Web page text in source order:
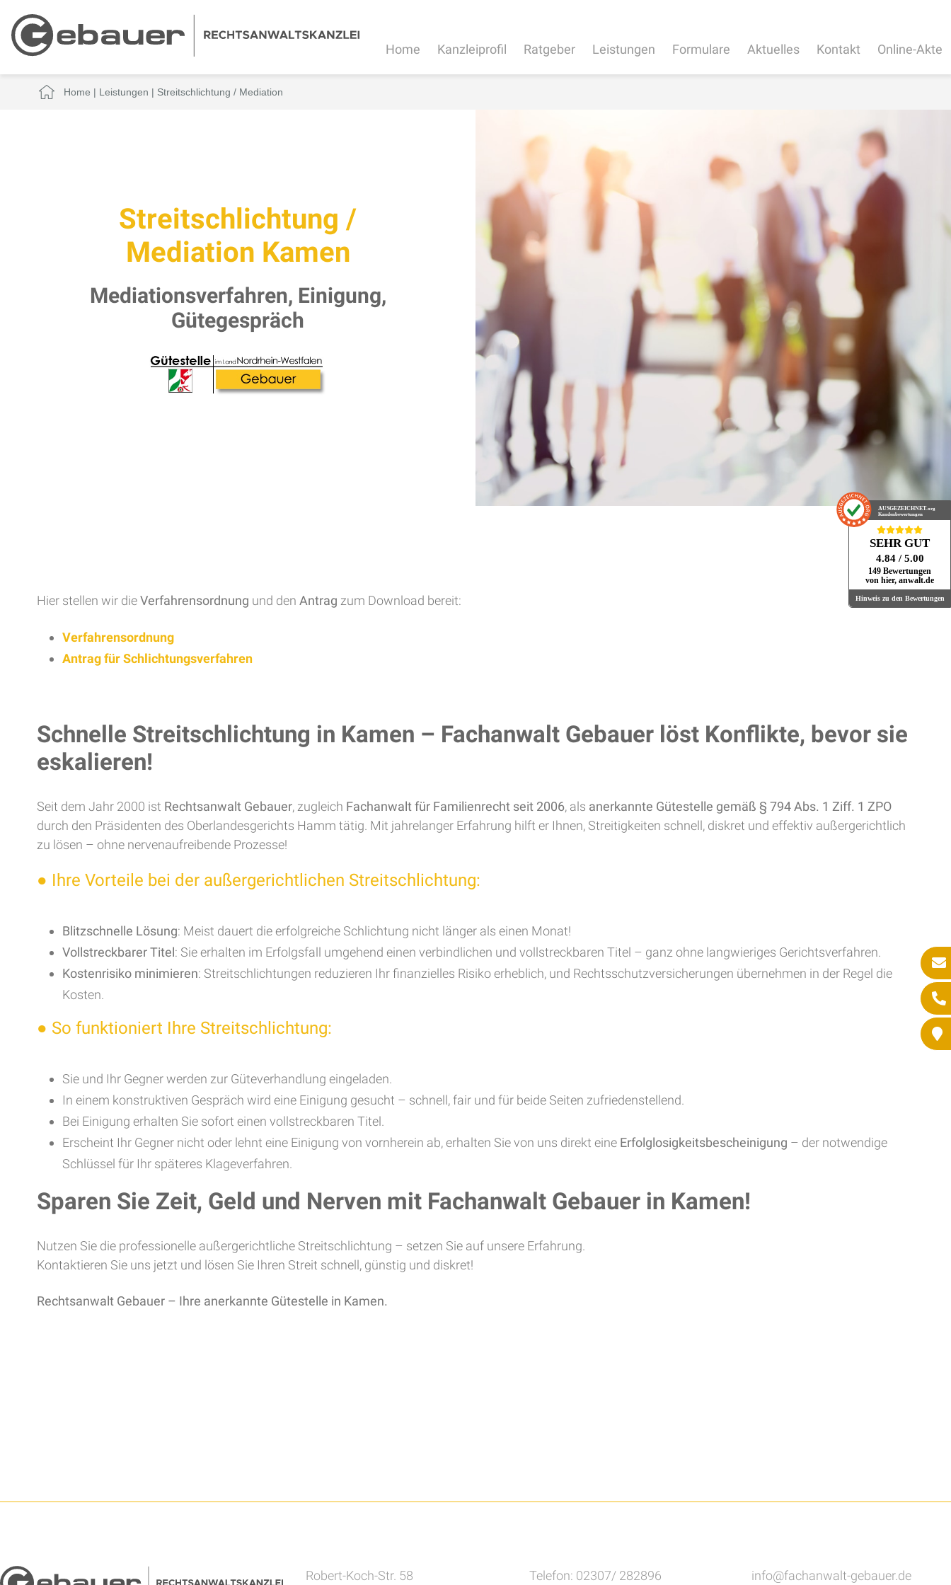
Home Kanzleiprofil Ratgeber Leistungen Formulare Aktuelles Kontakt Online-Akte
Home | Leistungen | Streitschlichtung / Mediation
Streitschlichtung /
Mediation Kamen
Mediationsverfahren, Einigung,
Gütegespräch
Hier stellen wir dieVerfahrensordnung und den Antrag zum Download bereit:
Verfahrensordnung
Antrag für Schlichtungsverfahren
Schnelle Streitschlichtung in Kamen – Fachanwalt Gebauer löst Konflikte, bevor sie
eskalieren!
Seit dem Jahr 2000 ist Rechtsanwalt Gebauer, zugleich Fachanwalt für Familienrecht seit 2006, als anerkannte Gütestelle gemäß § 794 Abs. 1 Ziff. 1 ZPO
durch den Präsidenten des Oberlandesgerichts Hamm tätig. Mit jahrelanger Erfahrung hilft er Ihnen, Streitigkeiten schnell, diskret und effektiv außergerichtlich
zu lösen – ohne nervenaufreibende Prozesse!
● Ihre Vorteile bei der außergerichtlichen Streitschlichtung:
Blitzschnelle Lösung: Meist dauert die erfolgreiche Schlichtung nicht länger als einen Monat!
Vollstreckbarer Titel: Sie erhalten im Erfolgsfall umgehend einen verbindlichen und vollstreckbaren Titel – ganz ohne langwieriges Gerichtsverfahren.
Kostenrisiko minimieren: Streitschlichtungen reduzieren Ihr finanzielles Risiko erheblich, und Rechtsschutzversicherungen übernehmen in der Regel die
Kosten.
● So funktioniert Ihre Streitschlichtung:
Sie und Ihr Gegner werden zur Güteverhandlung eingeladen.
In einem konstruktiven Gespräch wird eine Einigung gesucht – schnell, fair und für beide Seiten zufriedenstellend.
Bei Einigung erhalten Sie sofort einen vollstreckbaren Titel.
Erscheint Ihr Gegner nicht oder lehnt eine Einigung von vornherein ab, erhalten Sie von uns direkt eine Erfolglosigkeitsbescheinigung – der notwendige
Schlüssel für Ihr späteres Klageverfahren.
Sparen Sie Zeit, Geld und Nerven mit Fachanwalt Gebauer in Kamen!
Nutzen Sie die professionelle außergerichtliche Streitschlichtung – setzen Sie auf unsere Erfahrung.
Kontaktieren Sie uns jetzt und lösen Sie Ihren Streit schnell, günstig und diskret!
Rechtsanwalt Gebauer – Ihre anerkannte Gütestelle in Kamen.
Robert-Koch-Str. 58 Telefon: 02307/ 282896 info@fachanwalt-gebauer.de
AUSGEZEICHNET.org
Kundenbewertungen
SEHR GUT
4.84 / 5.00
149 Bewertungen
von hier, anwalt.de
Hinweis zu den Bewertungen